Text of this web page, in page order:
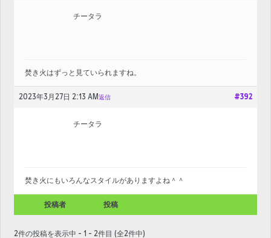
チータラ
焚き火はずっと見ていられますね。
2023年3月27日 2:13 AM #392
返信
チータラ
焚き火にもいろんなスタイルがありますよね＾＾
投稿者 投稿
2件の投稿を表示中 - 1 - 2件目 (全2件中)